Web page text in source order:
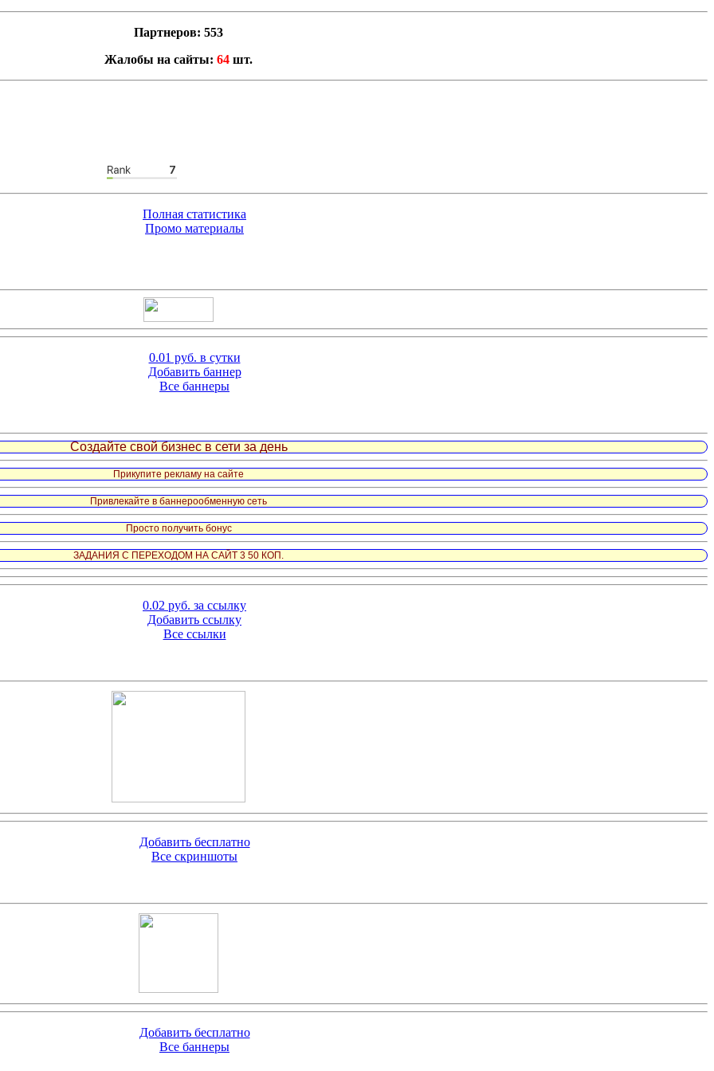
Партнеров: 553
Жалобы на сайты: 64 шт.
Полная статистика
Промо материалы
0.01 руб. в сутки
Добавить баннер
Все баннеры
Создайте свой бизнес в сети за день
Прикупите рекламу на сайте
Привлекайте в баннерообменную сеть
Просто получить бонус
ЗАДАНИЯ С ПЕРЕХОДОМ НА САЙТ 3 50 КОП.
0.02 руб. за ссылку
Добавить ссылку
Все ссылки
Добавить бесплатно
Все скриншоты
Добавить бесплатно
Все баннеры